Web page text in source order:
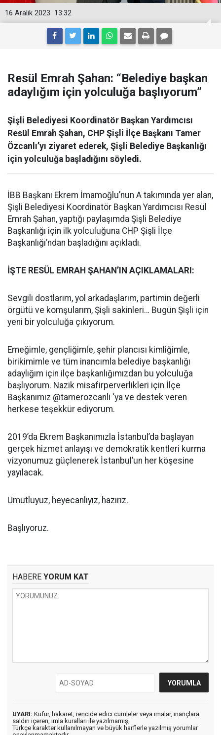
13:32
16 Aralık 2023
Resül Emrah Şahan: “Belediye başkan
adaylığım için yolculuğa başlıyorum”
Şişli Belediyesi Koordinatör Başkan Yardımcısı
Resül Emrah Şahan, CHP Şişli İlçe Başkanı Tamer
Özcanlı’yı ziyaret ederek, Şişli Belediye Başkanlığı
için yolculuğa başladığını söyledi.
İBB Başkanı Ekrem İmamoğlu’nun A takımında yer alan,
Şişli Belediyesi Koordinatör Başkan Yardımcısı Resül
Emrah Şahan, yaptığı paylaşımda Şişli Belediye
Başkanlığı için ilk yolculuğuna CHP Şişli İlçe
Başkanlığı’ndan başladığını açıkladı.
İŞTE RESÜL EMRAH ŞAHAN’IN AÇIKLAMALARI:
Sevgili dostlarım, yol arkadaşlarım, partimin değerli
örgütü ve komşularım, Şişli sakinleri… Bugün Şişli için
yeni bir yolculuğa çıkıyorum.
Emeğimle, gençliğimle, şehir plancısı kimliğimle,
birikimimle ve tüm inancımla belediye başkanlığı
adaylığım için ilçe başkanlığımızdan bu yolculuğa
başlıyorum. Nazik misafirperverlikleri için İlçe
Başkanımız @tamerozcanli ‘ya ve destek veren
herkese teşekkür ediyorum.
2019’da Ekrem Başkanımızla İstanbul’da başlayan
gerçek hizmet anlayışı ve demokratik kentleri kurma
vizyonumuz güçlenerek İstanbul’un her köşesine
yayılacak.
Umutluyuz, heyecanlıyız, hazırız.
Başlıyoruz.
HABERE YORUM KAT
UYARI: Küfür, hakaret, rencide edici cümleler veya imalar, inançlara
saldırı içeren, imla kuralları ile yazılmamış,
Türkçe karakter kullanılmayan ve büyük harflerle yazılmış yorumlar